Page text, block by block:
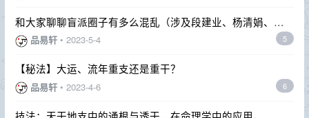
和大家聊聊盲派圈子有多么混乱（涉及段建业、杨清娟、金
镖门等）
品易轩 • 2023-5-4 5
【秘法】大运、流年重支还是重干？
品易轩 • 2023-4-6 6